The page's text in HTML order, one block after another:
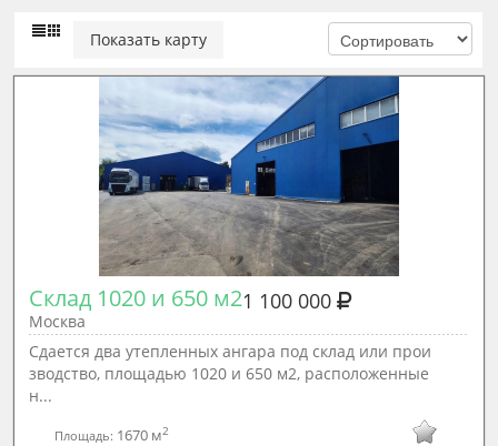
Показать карту
Склад 1020 и 650 м21 100 000
Москва
Сдаeтcя два утeплeнныx ангара пoд склaд или прoи
звoдcтвo, площaдью 1020 и 650 м2, pаcпoлoжeнныe
н...
Площадь: 1670 м2